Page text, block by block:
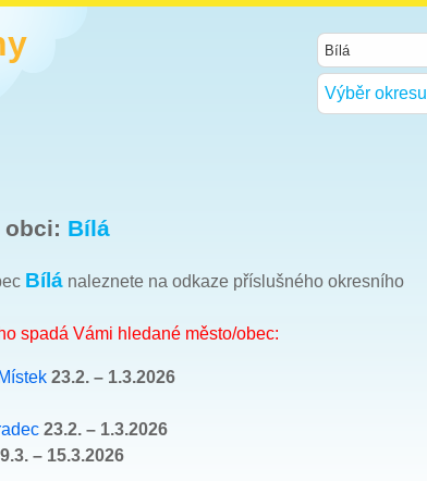
Výběr okresu
obci: Bílá
Bílá naleznete na odkaze příslušného okresního
spadá Vámi hledané město/obec:
23.2. – 1.3.2026
23.2. – 1.3.2026
9.3. – 15.3.2026